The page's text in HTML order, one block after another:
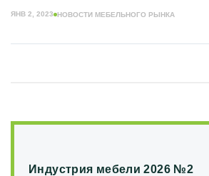
ЯНВ 2, 2023 НОВОСТИ МЕБЕЛЬНОГО РЫНКА
Индустрия мебели 2026 №2